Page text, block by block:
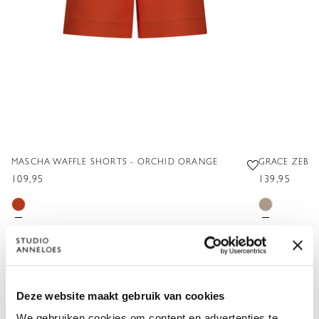
Deze website maakt gebruik van cookies
MASCHA WAFFLE SHORTS - ORCHID ORANGE
109,95
VOEG TOE
GRACE
139,95